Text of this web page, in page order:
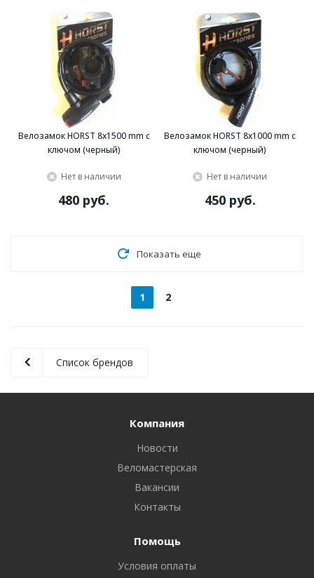
Велозамок HORST 8x1500 mm с
ключом (черный)
Нет в наличии
480 руб.
Велозамок HORST 8x1000 mm с
ключом (черный)
Нет в наличии
450 руб.
Показать еще
1 2
Список брендов
Компания
Новости
Веломастерская
Вакансии
Контакты
Помощь
Условия оплаты